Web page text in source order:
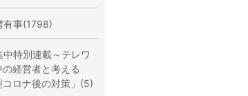
有事(1798)
中特別連載～テレワ
の経営者と考える
コロナ後の対策」(5)